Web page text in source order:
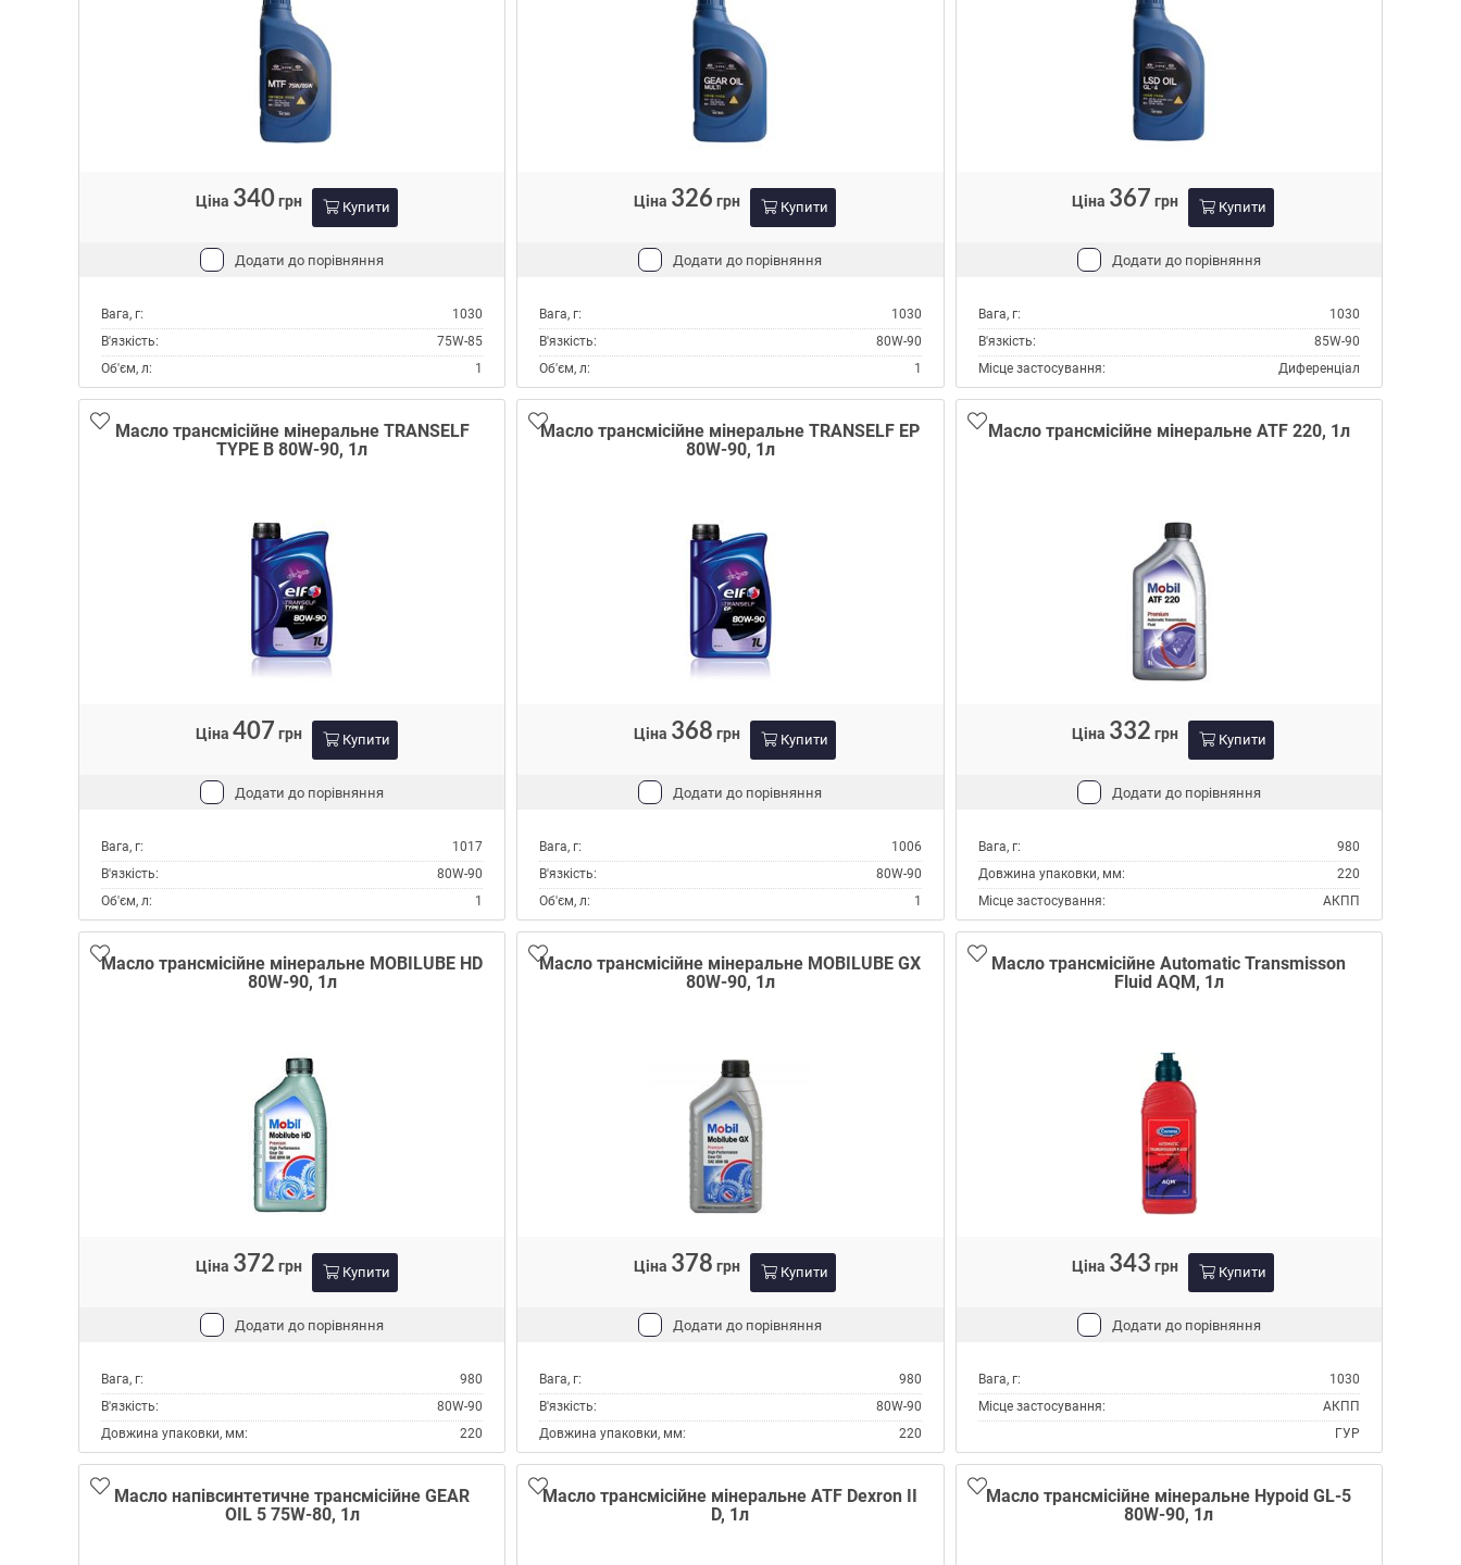
Ціна 340 грн Купити
Додати до порівняння
Вага, г:
1030
В'язкість:
75W-85
Об'єм, л:
1
Виробник:
Hyundai/Kia
Склад:
Напівсинтетичне
Ціна 326 грн Купити
Додати до порівняння
Вага, г:
1030
В'язкість:
80W-90
Об'єм, л:
1
Виробник:
Hyundai/Kia
Склад:
Мінеральне
Ціна 367 грн Купити
Додати до порівняння
Вага, г:
1030
В'язкість:
85W-90
Місце застосування:
Диференціал
Міст
Об'єм, л:
Масло трансмісійне мінеральне TRANSELF
TYPE B 80W-90, 1л
Ціна 407 грн Купити
Додати до порівняння
Вага, г:
1017
В'язкість:
80W-90
Об'єм, л:
1
Виробник:
Elf
Склад:
Мінеральне
Масло трансмісійне
Масло трансмісійне мінеральне TRANSELF EP
80W-90, 1л
Ціна 368 грн Купити
Додати до порівняння
Вага, г:
1006
В'язкість:
80W-90
Об'єм, л:
1
Виробник:
Elf
Склад:
Мінеральне
Масло трансмісійне мінеральне ATF 220, 1л
Ціна 332 грн Купити
Додати до порівняння
Вага, г:
980
Довжина упаковки, мм:
220
Місце застосування:
АКПП
ГУР
Об'єм, л:
Тип контейнера:
Ширина упаковки, мм:
130
Масло трансмісійне мінеральне MOBILUBE HD
80W-90, 1л
Ціна 372 грн Купити
Додати до порівняння
Вага, г:
980
В'язкість:
80W-90
Довжина упаковки, мм:
220
Місце застосування:
МКПП
Міст
Масло трансмісійне мінеральне MOBILUBE GX
80W-90, 1л
Ціна 378 грн Купити
Додати до порівняння
Вага, г:
980
В'язкість:
80W-90
Довжина упаковки, мм:
220
Місце застосування:
МКПП
Об'єм, л:
1
Масло трансмісійне Automatic Transmisson
Fluid AQM, 1л
Ціна 343 грн Купити
Додати до порівняння
Вага, г:
1030
Місце застосування:
АКПП
ГУР
Об'єм, л:
1
Виробник:
Comma
Масло напівсинтетичне трансмісійне GEAR
OIL 5 75W-80, 1л
Масло трансмісійне мінеральне ATF Dexron II
D, 1л
Масло трансмісійне мінеральне Hypoid GL-5
80W-90, 1л